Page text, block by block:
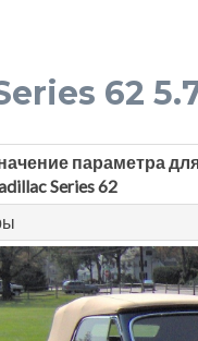
62
параметра
Series 62